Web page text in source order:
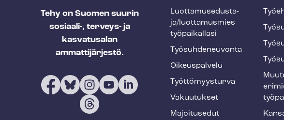
Tehy on Suomen suurin
sosiaali-, terveys- ja
kasvatusalan
ammattijärjestö.
h
y
f
o
o
t
e
Luot­ta­muse­dus­ta­
ja/luottamusmies
työpaikallasi
Työ­suh­de­neu­von­ta
Oikeuspalvelu
Työt­tö­myys­tur­va
Vakuutukset
Majoitusedut